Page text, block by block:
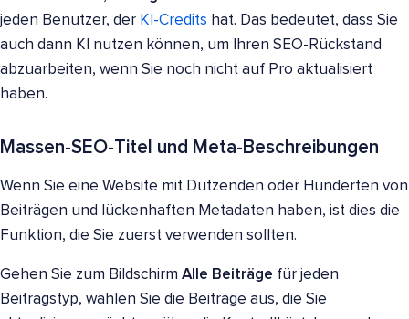
jeden Benutzer, der KI-Credits hat. Das bedeutet, dass Sie
auch dann KI nutzen können, um Ihren SEO-Rückstand
abzuarbeiten, wenn Sie noch nicht auf Pro aktualisiert
haben.
Massen-SEO-Titel und Meta-Beschreibungen
Wenn Sie eine Website mit Dutzenden oder Hunderten von
Beiträgen und lückenhaften Metadaten haben, ist dies die
Funktion, die Sie zuerst verwenden sollten.
Gehen Sie zum Bildschirm Alle Beiträge für jeden
Beitragstyp, wählen Sie die Beiträge aus, die Sie